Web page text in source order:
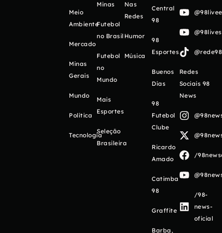
Meio
Ambiente
Mercado
Minas
Gerais
Mundo
Política
Tecnologia
Minas
Futebol
no Brasil
Futebol
no
Mundo
Mais
Esportes
Seleção
Brasileira
Nas
Redes
Humor
Música
Central
98
98
Esportes
Buenos
Días
98
Futebol
Clube
Ricardo
Amado
Catimba
98
Graffite
Barba,
Redes
Sociais 98
News
/
/98-
news-
oficial